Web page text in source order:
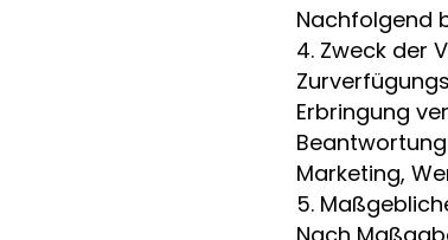
Nachfolgend
4. Zweck der
Erbringung
Marketing,
5.